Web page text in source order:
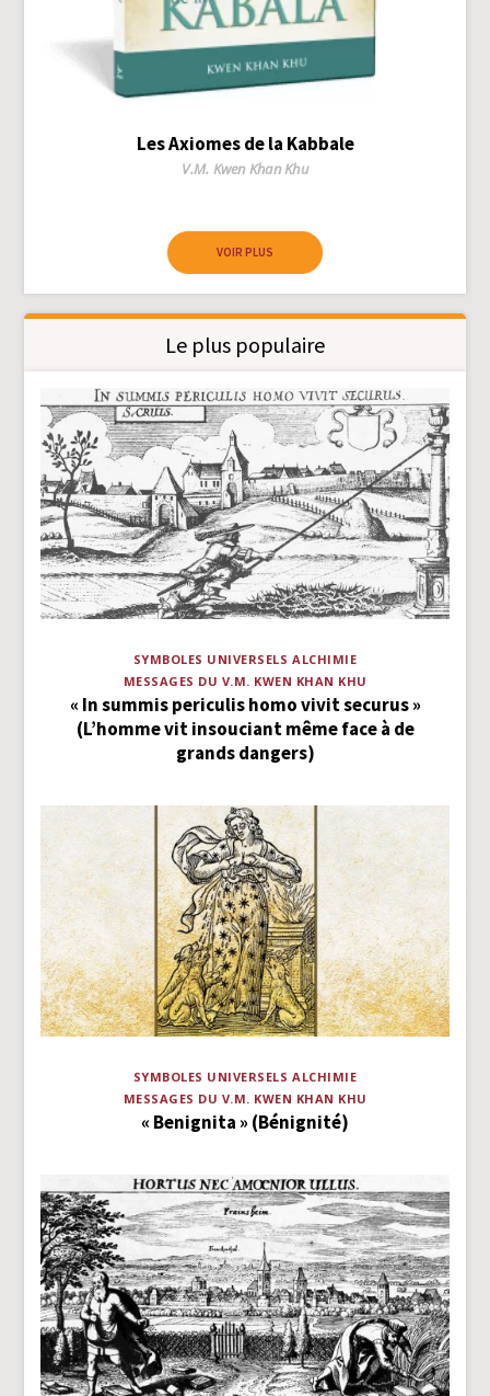
Les Axiomes de la Kabbale
Author
V.M. Kwen Khan Khu
VOIR PLUS
Le plus populaire
SYMBOLES UNIVERSELS ALCHIMIE
MESSAGES DU V.M. KWEN KHAN KHU
« In summis periculis homo vivit securus »
(L’homme vit insouciant même face à de
grands dangers)
SYMBOLES UNIVERSELS ALCHIMIE
MESSAGES DU V.M. KWEN KHAN KHU
« Benignita » (Bénignité)